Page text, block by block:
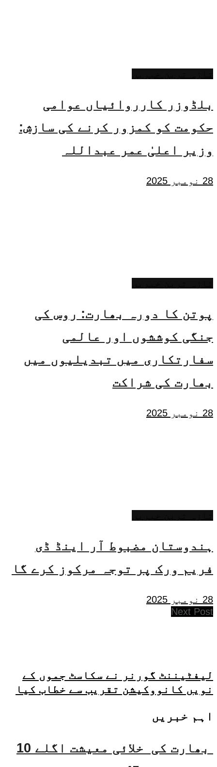
بلڈوزر کارروائیاں عوامی
حکومت کو کمزور کرنے کی سازش:
وزیر اعلیٰ عمر عبداللہ
28 نومبر 2025
پوتن کا دورہ بھارت: روس کی
جنگی کوششوں اور عالمی
سفارتکاری میں تبدیلیوں میں
بھارت کی شراکت
28 نومبر 2025
ہندوستان مضبوط آر اینڈ ڈی
فریم ورک پر توجہ مرکوز کرے گا
28 نومبر 2025
Next Post
لیفٹیننٹ گورنر نے سکاسٹ جموں کے
نویں کانووکیشن تقریب سے خطاب کیا
اہم خبریں
بھارت کی خلائی معیشت اگلے 10